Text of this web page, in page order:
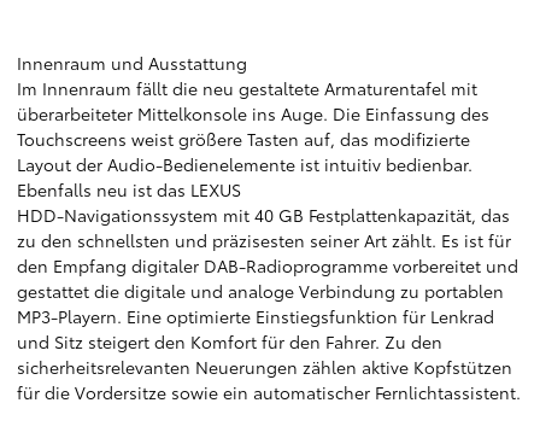
Innenraum und Ausstattung
Im Innenraum fällt die neu gestaltete Armaturentafel mit
überarbeiteter Mittelkonsole ins Auge. Die Einfassung des
Touchscreens weist größere Tasten auf, das modifizierte
Layout der Audio-Bedienelemente ist intuitiv bedienbar.
Ebenfalls neu ist das LEXUS
HDD-Navigationssystem mit 40 GB Festplattenkapazität, das
zu den schnellsten und präzisesten seiner Art zählt. Es ist für
den Empfang digitaler DAB-Radioprogramme vorbereitet und
gestattet die digitale und analoge Verbindung zu portablen
MP3-Playern. Eine optimierte Einstiegsfunktion für Lenkrad
und Sitz steigert den Komfort für den Fahrer. Zu den
sicherheitsrelevanten Neuerungen zählen aktive Kopfstützen
für die Vordersitze sowie ein automatischer Fernlichtassistent.